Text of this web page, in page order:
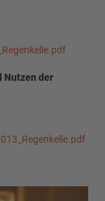
Nutzen der